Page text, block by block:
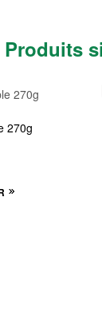
Produits
270g